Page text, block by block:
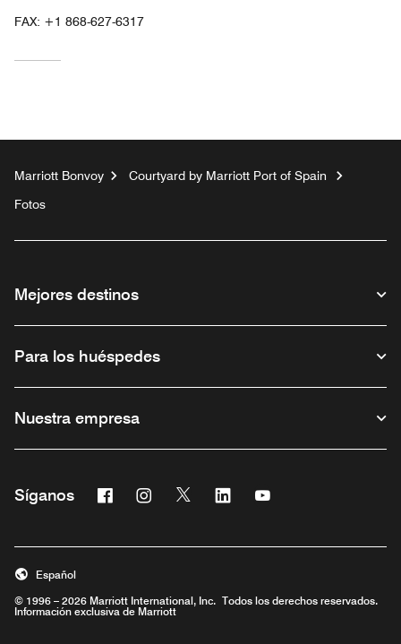
FAX: +1 868-627-6317
Marriott Bonvoy
Courtyard by Marriott Port of Spain
Fotos
Mejores destinos
Para los huéspedes
Nuestra empresa
Síganos Facebook
Abre una ventana nueva
Instagram
Abre una ventana nueva
Twitter
Abre una ventana nueva
Linkedin
Abre una ventana nueva
Abre una ventana
© 1996 – 2026 Marriott International, Inc. Todos los derechos reservados.
Información exclusiva de Marriott
Español